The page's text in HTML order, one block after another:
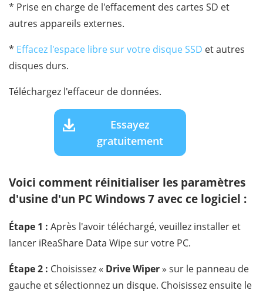
* Prise en charge de l'effacement des cartes SD et
autres appareils externes.
* Effacez l'espace libre sur votre disque SSD et autres
disques durs.
Téléchargez l'effaceur de données.
Essayez
gratuitement
Voici comment réinitialiser les paramètres
d'usine d'un PC Windows 7 avec ce logiciel :
Étape 1 : Après l'avoir téléchargé, veuillez installer et
lancer iReaShare Data Wipe sur votre PC.
Étape 2 : Choisissez « Drive Wiper» sur le panneau de
gauche et sélectionnez un disque. Choisissez ensuite le